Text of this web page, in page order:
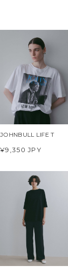
JOHNBULL LIFE T
¥9,350 JPY